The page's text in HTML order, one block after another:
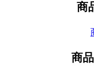
商
商